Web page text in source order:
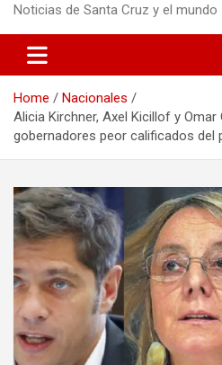
Noticias de Santa Cruz y el mundo
Home
Nacionales
Alicia Kirchner, Axel Kicillof y
gobernadores peor calificados del